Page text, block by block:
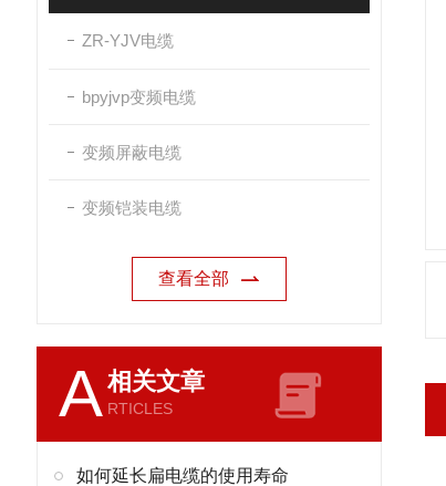
ZR-YJV电缆
bpyjvp变频电缆
变频屏蔽电缆
变频铠装电缆
查看全部
A相关文章
RTICLES
如何延长扁电缆的使用寿命